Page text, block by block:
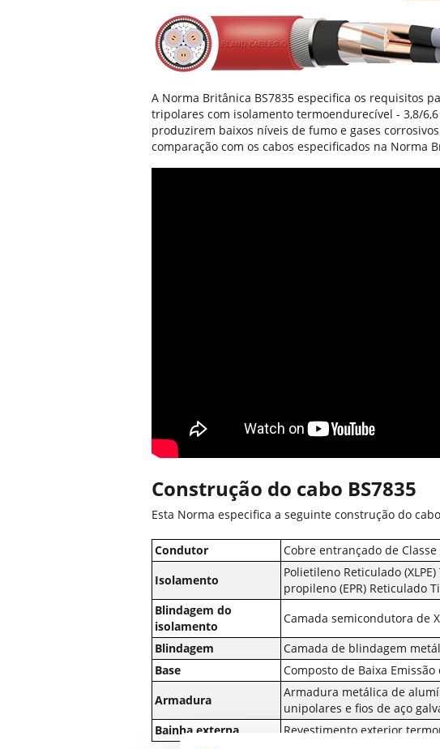
A Norma Britânica BS7835 especifica os requisitos
tripolares com isolamento termoendurecível - 3,8/6,6
produzirem baixos níveis de fumo e gases
comparação com os cabos especificados na Norma
Construção do cabo BS7835
Esta Norma especifica a seguinte construção do
Condutor
Cobre entrançado de Classe
Isolamento
Polietileno Reticulado
propileno (EPR) Reticulado
Blindagem do
isolamento
Camada semicondutora de
Blindagem
Camada de blindagem
Base
Composto de Baixa Emissão
Armadura
Armadura metálica de
unipolares e fios de aço
Bainha externa
Revestimento exterior